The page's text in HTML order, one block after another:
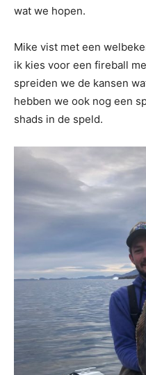
wat we hopen.
Mike vist met een
ik kies voor een fireball
spreiden we de kansen
hebben we ook nog een
shads in de speld.